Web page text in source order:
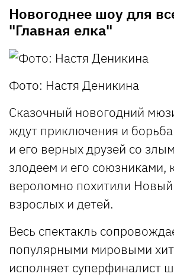
Новогоднее шоу для
"Главная елка"
Фото: Настя Деникина
Сказочный новогодний
ждут приключения и
и его верных друзей со
злодеем и его союзниками,
вероломно похитили Новый
взрослых и детей.
Весь спектакль
популярными мировыми
исполняет суперфиналист